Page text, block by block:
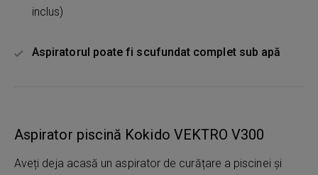
inclus)
Aspiratorul poate fi scufundat complet sub apă
Aspirator piscină Kokido VEKTRO V300
Aveți deja acasă un aspirator de curățare a piscinei și